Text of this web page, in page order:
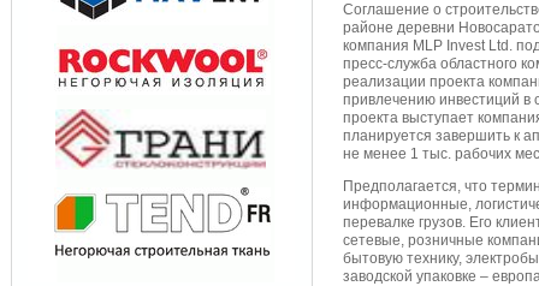
Соглашение о
районе деревни
компания MLP Invest Ltd.
пресс-служба областного
реализации проекта
привлечению инвестиций в
проекта выступает
планируется завершить к
не менее 1 тыс. рабочих
Предполагается, что
информационные,
перевалке грузов. Его
сетевые, розничные
бытовую технику,
заводской упаковке –